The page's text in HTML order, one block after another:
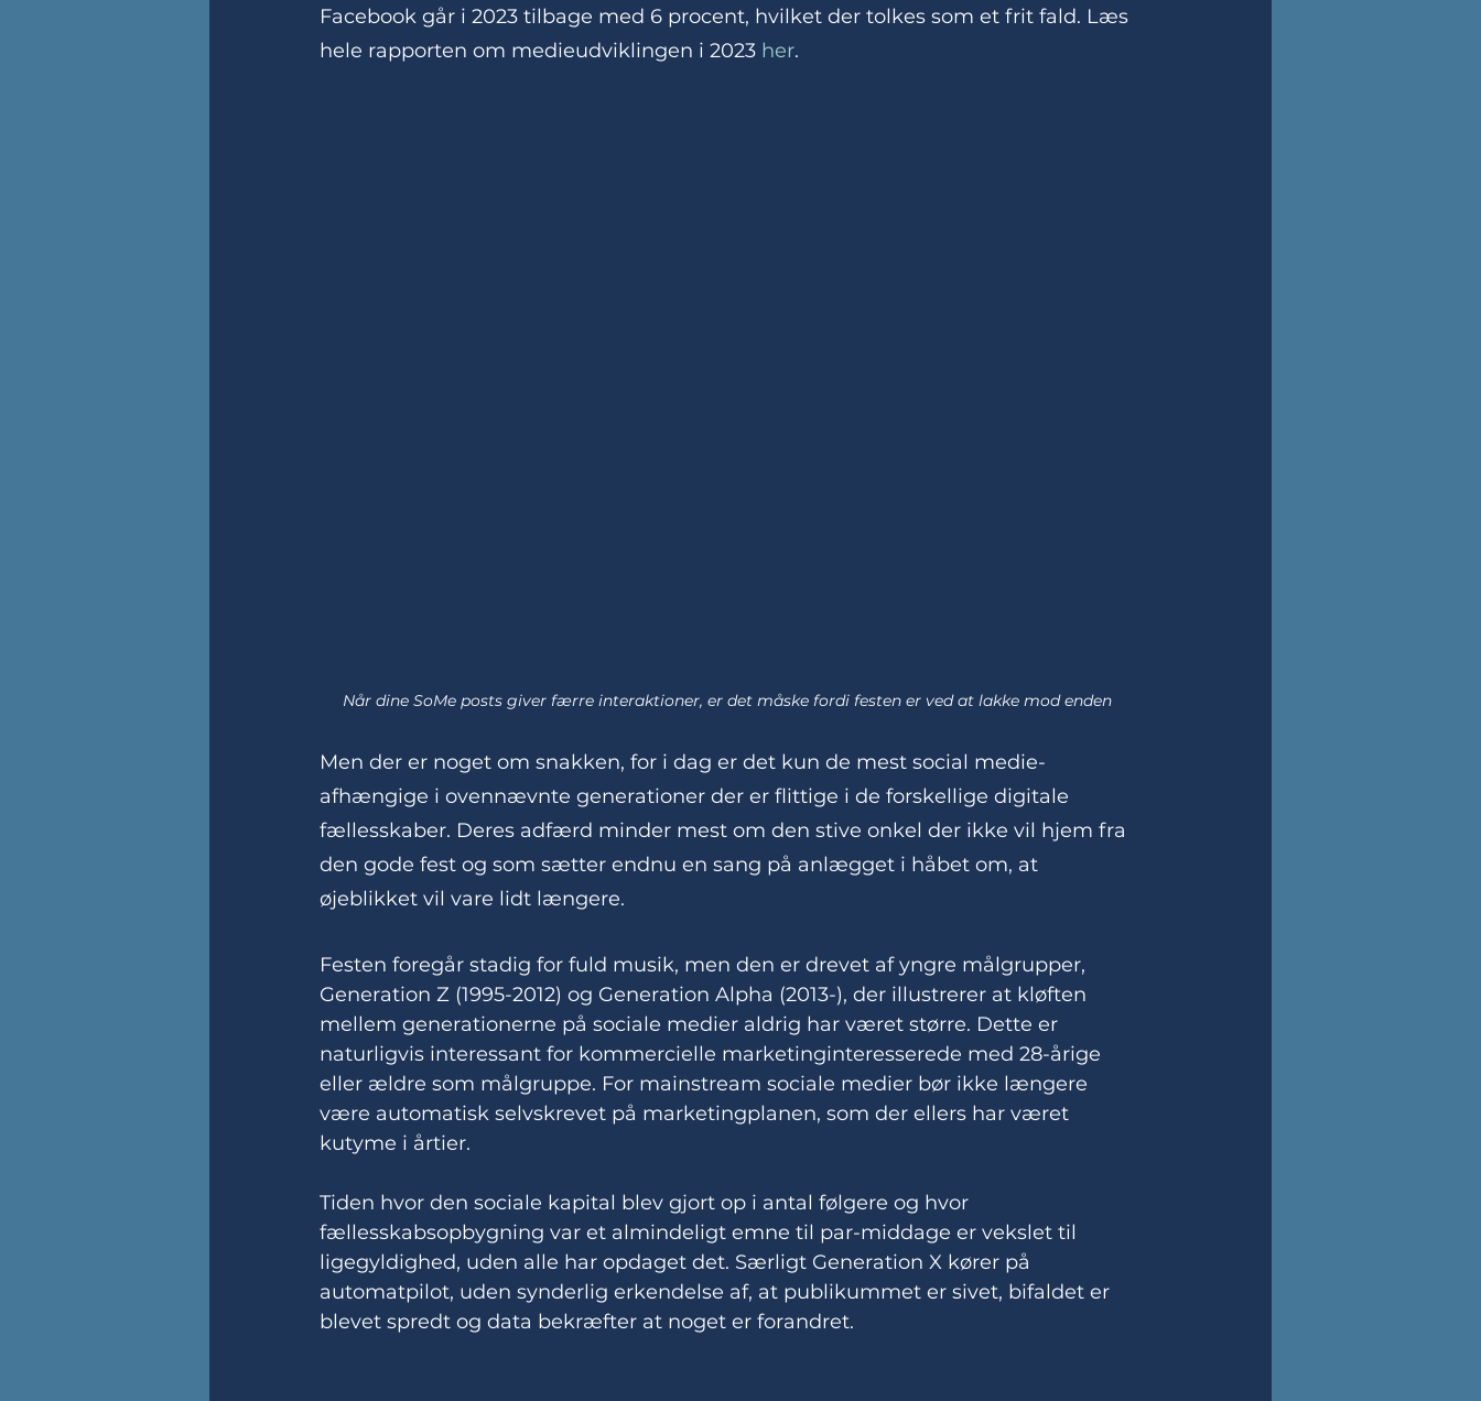
Facebook går i 2023 tilbage med 6 procent, hvilket der tolkes som et frit fald. Læs
hele rapporten om medieudviklingen i 2023 her.
Når dine SoMe posts giver færre interaktioner, er det måske fordi festen er ved at lakke mod enden
Men der er noget om snakken, for i dag er det kun de mest social medie-
afhængige i ovennævnte generationer der er flittige i de forskellige digitale
fællesskaber. Deres adfærd minder mest om den stive onkel der ikke vil hjem fra
den gode fest og som sætter endnu en sang på anlægget i håbet om, at
øjeblikket vil vare lidt længere.
Festen foregår stadig for fuld musik, men den er drevet af yngre målgrupper,
Generation Z (1995-2012) og Generation Alpha (2013-), der illustrerer at kløften
mellem generationerne på sociale medier aldrig har været større. Dette er
naturligvis interessant for kommercielle marketinginteresserede med 28-årige
eller ældre som målgruppe. For mainstream sociale medier bør ikke længere
være automatisk selvskrevet på marketingplanen, som der ellers har været
kutyme i årtier.
Tiden hvor den sociale kapital blev gjort op i antal følgere og hvor
fællesskabsopbygning var et almindeligt emne til par-middage er vekslet til
ligegyldighed, uden alle har opdaget det. Særligt Generation X kører på
automatpilot, uden synderlig erkendelse af, at publikummet er sivet, bifaldet er
blevet spredt og data bekræfter at noget er forandret.